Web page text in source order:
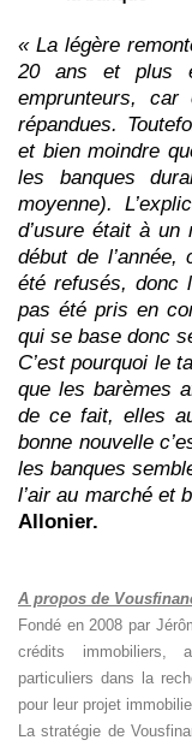
« La légère
20 ans et plus
emprunteurs,
répandues.
et bien moindre
les banques
moyenne).
d’usure était à un
début de l’année,
été refusés, donc
pas été pris en
qui se base donc
C’est pourquoi le
que les barèmes
de ce fait, elles
bonne nouvelle
les banques
l’air au marché et
Allonier.
A propos de
Fondé en 2008 par
crédits immobiliers,
particuliers dans la
pour leur projet
La stratégie de